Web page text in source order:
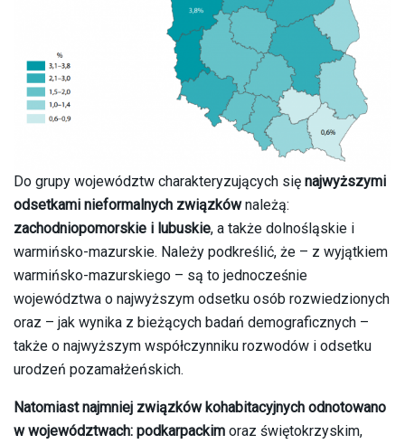
Do grupy województw charakteryzujących się najwyższymi
odsetkami nieformalnych związkównależą:
zachodniopomorskie i lubuskie, a także dolnośląskie i
warmińsko-mazurskie. Należy podkreślić, że – z wyjątkiem
warmińsko-mazurskiego – są to jednocześnie
województwa o najwyższym odsetku osób rozwiedzionych
oraz – jak wynika z bieżących badań demograficznych –
także o najwyższym współczynniku rozwodów i odsetku
urodzeń pozamałżeńskich.
Natomiast najmniej związków kohabitacyjnych odnotowano
w województwach: podkarpackim oraz świętokrzyskim,